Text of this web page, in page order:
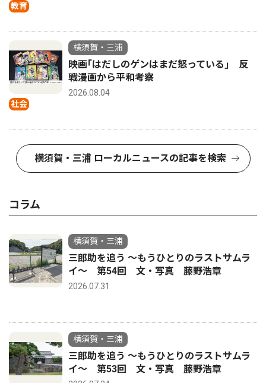
教育
社会
横須賀・三浦
映画｢はだしのゲンはまだ怒っている｣ 反
戦漫画から平和考察
2026.08.04
横須賀・三浦 ローカルニュースの記事を検索
コラム
横須賀・三浦
三郎助を追う 〜もうひとりのラストサムラ
イ〜 第54回 文・写真 藤野浩章
2026.07.31
横須賀・三浦
三郎助を追う 〜もうひとりのラストサムラ
イ〜 第53回 文・写真 藤野浩章